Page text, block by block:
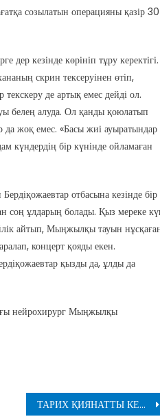
созылатын операцияны қазір 30
кезінде көрініп тұру керектігі.
скрин тексеруінен өтіп,
де артық емес дейді ол.
белең алуда. Ол қанды қоюлатып
да жоқ емес. «Басы жиі ауыратындар
күндердің бір күнінде ойламаған
отбасына кезінде бір
соң ұлдарың болады. Қыз мереке
айтып, Мыңжылқы тауын
концерт қояды екен.
қызды да, ұлды да
нейрохирург Мыңжылқы
ТАРИХ ҚИЯНАТТЫ КЕШІРМЕЙДІ